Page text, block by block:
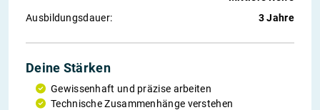
Ausbildungs­dauer:
3 Jahre
Deine Stärken
Gewissenhaft und präzise arbeiten
Technische Zusammenhänge verstehen